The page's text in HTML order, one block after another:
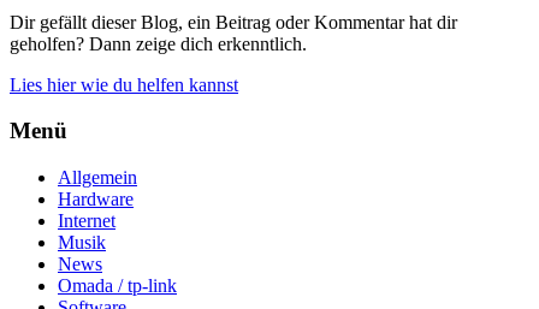
Dir gefällt dieser Blog, ein Beitrag oder Kommentar hat dir
geholfen? Dann zeige dich erkenntlich.
Lies hier wie du helfen kannst
Menü
Allgemein
Hardware
Internet
Musik
News
Omada / tp-link